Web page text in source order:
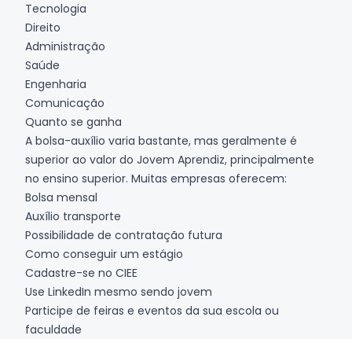
Tecnologia
Direito
Administração
Saúde
Engenharia
Comunicação
Quanto se ganha
A bolsa-auxílio varia bastante, mas geralmente é
superior ao valor do Jovem Aprendiz, principalmente
no ensino superior. Muitas empresas oferecem:
Bolsa mensal
Auxílio transporte
Possibilidade de contratação futura
Como conseguir um estágio
Cadastre-se no CIEE
Use LinkedIn mesmo sendo jovem
Participe de feiras e eventos da sua escola ou
faculdade